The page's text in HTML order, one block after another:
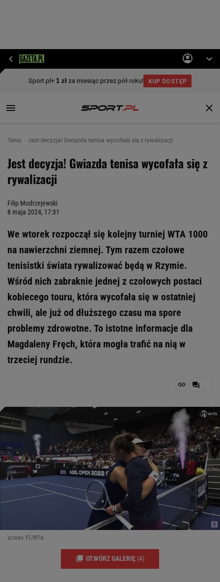
Tenis Jest decyzja! Gwiazda tenisa wycofała się z rywalizacji
Jest decyzja! Gwiazda tenisa wycofała się z
rywalizacji
Filip Modrzejewski
8 maja 2024, 17:31
We wtorek rozpoczął się kolejny turniej WTA 1000
na nawierzchni ziemnej. Tym razem czołowe
tenisistki świata rywalizować będą w Rzymie.
Wśród nich zabraknie jednej z czołowych postaci
kobiecego touru, która wycofała się w ostatniej
chwili, ale już od dłuższego czasu ma spore
problemy zdrowotne. To istotne informacje dla
Magdaleny Fręch, która mogła trafić na nią w
trzeciej rundzie.
screen YT/WTA
OTWÓRZ GALERIĘ (4)